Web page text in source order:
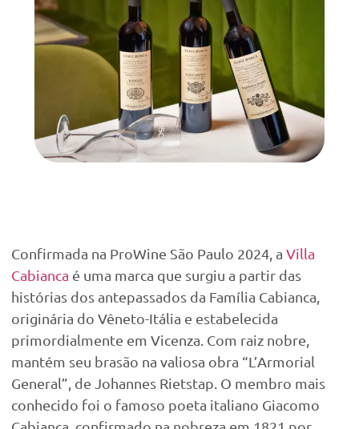
Confirmada na ProWine São Paulo 2024, a Villa
Cabianca é uma marca que surgiu a partir das
histórias dos antepassados da Família Cabianca,
originária do Vêneto-Itália e estabelecida
primordialmente em Vicenza. Com raiz nobre,
mantém seu brasão na valiosa obra “L’Armorial
General”, de Johannes Rietstap. O membro mais
conhecido foi o famoso poeta italiano Giacomo